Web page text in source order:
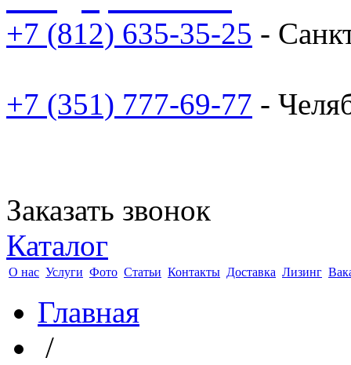
+7 (812) 635-35-25 -
+7 (351) 777-69-77 -
Заказать звонок
Каталог
О нас Услуги Фото Статьи Контакты Доставка Лизинг
Главная
/